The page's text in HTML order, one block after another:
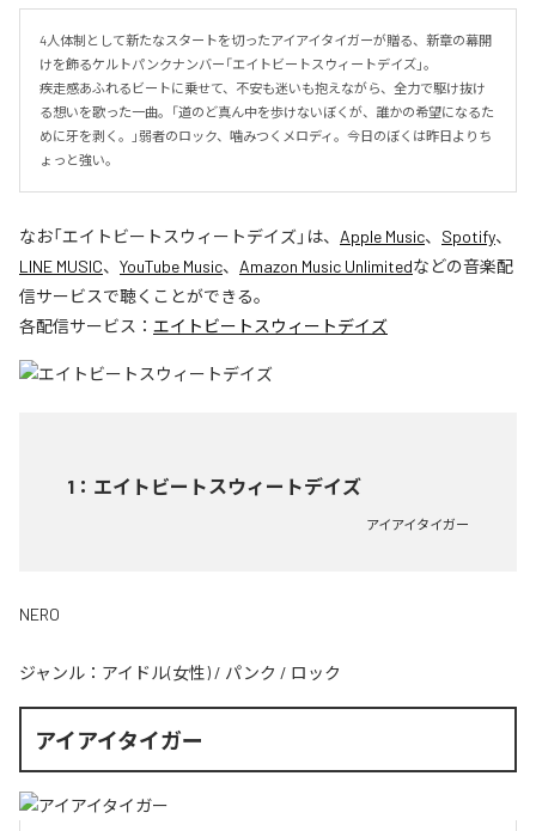
4人体制として新たなスタートを切ったアイアイタイガーが贈る、新章の幕開
けを飾るケルトパンクナンバー「エイトビートスウィートデイズ」。
疾走感あふれるビートに乗せて、不安も迷いも抱えながら、全力で駆け抜け
る想いを歌った一曲。「道のど真ん中を歩けないぼくが、誰かの希望になるた
めに牙を剥く。」弱者のロック、噛みつくメロディ。今日のぼくは昨日よりち
ょっと強い。
なお「エイトビートスウィートデイズ」は、 Apple Music、 Spotify、
LINE MUSIC、 YouTube Music、 Amazon Music Unlimitedなどの音楽配
信サービスで聴くことができる。
各配信サービス： エイトビートスウィートデイズ
1 ： エイトビートスウィートデイズ
アイアイタイガー
NERO
ジャンル： アイドル(女性) / パンク / ロック
アイアイタイガー